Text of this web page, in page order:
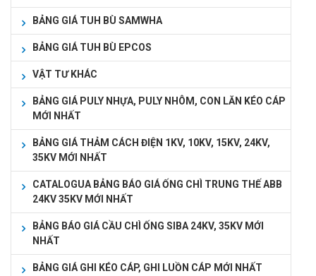
BẢNG GIÁ TUH BÙ SAMWHA
BẢNG GIÁ TUH BÙ EPCOS
VẬT TƯ KHÁC
BẢNG GIÁ PULY NHỰA, PULY NHÔM, CON LĂN KÉO CÁP
MỚI NHẤT
BẢNG GIÁ THẢM CÁCH ĐIỆN 1KV, 10KV, 15KV, 24KV,
35KV MỚI NHẤT
CATALOGUA BẢNG BÁO GIÁ ỐNG CHÌ TRUNG THẾ ABB
24KV 35KV MỚI NHẤT
BẢNG BÁO GIÁ CẦU CHÌ ỐNG SIBA 24KV, 35KV MỚI
NHẤT
BẢNG GIÁ GHI KÉO CÁP, GHI LUỒN CÁP MỚI NHẤT